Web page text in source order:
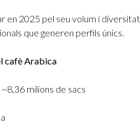
en 2025 pel seu volum i
que generen perfils únics.
cafè Arabica
milions de sacs